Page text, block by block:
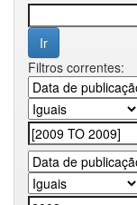
Filtros correntes: